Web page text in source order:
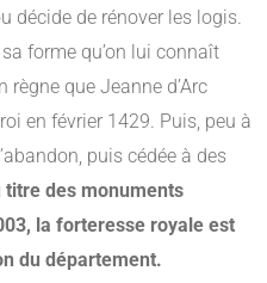
décide de rénover les logis.
forme qu’on lui connaît
règne que Jeanne d’Arc
en février 1429. Puis, peu à
puis cédée à des
titre des monuments
la forteresse royale est
du département.